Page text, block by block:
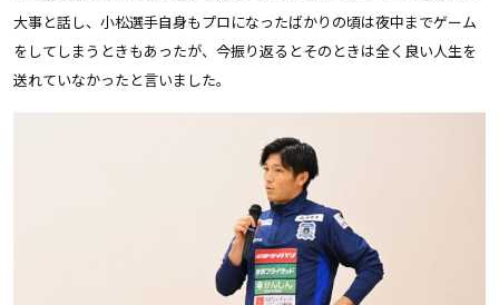
大事と話し、小松選手自身もプロになったばかりの頃は夜中までゲーム
をしてしまうときもあったが、今振り返るとそのときは全く良い人生を
送れていなかったと言いました。